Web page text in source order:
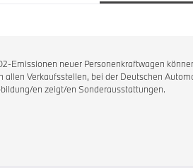
neuer Personenkraftwagen
Verkaufsstellen, bei der Deutschen
en zeigt/en Sonderausstattungen.